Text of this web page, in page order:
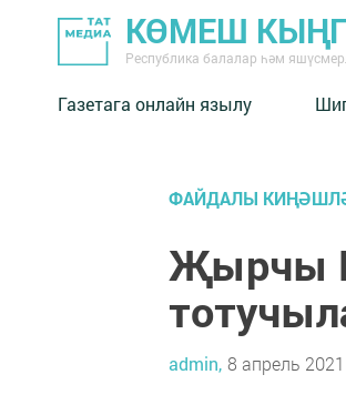
КӨМЕШ
Республика балалар һәм
Газетага онлайн язылу
ФАЙДАЛЫ
Җырчы
admin, 8 апрель